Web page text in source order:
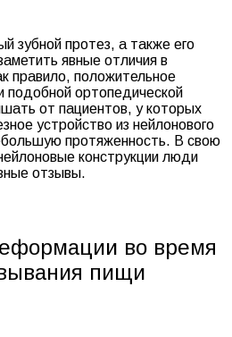
зубной протез, а также его
явные отличия в
правило, положительное
подобной ортопедической
от пациентов, у которых
устройство из нейлонового
протяженность. В свою
конструкции люди
отзывы.
во время
пищи